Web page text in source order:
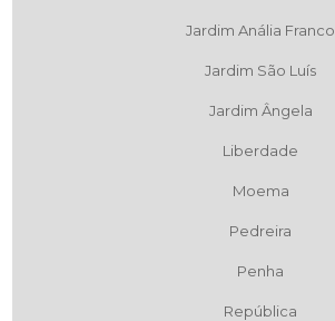
Jardim Anália Franco
Jardim São Luís
Jardim Ângela
Liberdade
Moema
Pedreira
Penha
República